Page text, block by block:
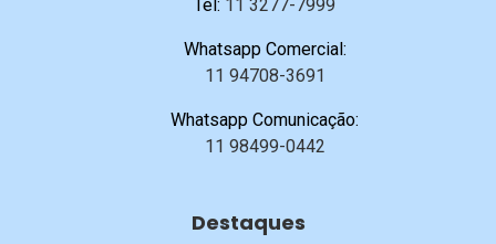
Tel: 11 3277-7999
Whatsapp Comercial:
11 94708-3691
Whatsapp Comunicação:
11 98499-0442
Destaques